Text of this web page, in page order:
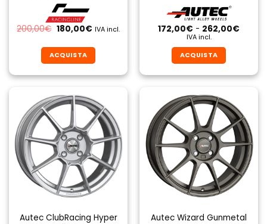
200,00€ Il
prezzo
era:
200,00€.
180,00€Il
è:
180,00€.
IVA incl.
ACQUISTA
prodotto
ha
più
varianti.
Le
opzioni
possono
essere
scelte
nella
del
172,00€ - 262,00€Fascia
IVA incl.
ACQUISTA
prodotto
ha
più
varianti.
Le
opzioni
possono
essere
scelte
nella
del
Autec ClubRacing Hyper
Autec Wizard Gunmetal